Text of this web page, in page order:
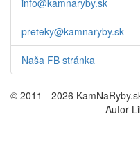
info@kamnaryby.sk
preteky@kamnaryby.sk
Naša FB stránka
© 2011 - 2026
Autor